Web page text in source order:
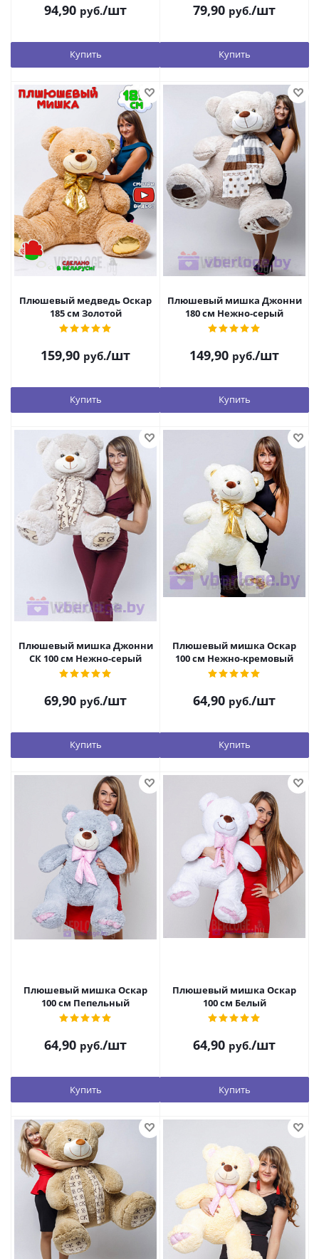
94,90 руб./шт
Купить
79,90 руб./шт
Купить
Плюшевый медведь Оскар
185 см Золотой
159,90 руб./шт
Купить
Плюшевый мишка Джонни
180 см Нежно-серый
149,90 руб./шт
Купить
Плюшевый мишка Джонни
СК 100 см Нежно-серый
69,90 руб./шт
Купить
Плюшевый мишка Оскар
100 см Нежно-кремовый
64,90 руб./шт
Купить
Плюшевый мишка Оскар
100 см Пепельный
64,90 руб./шт
Купить
Плюшевый мишка Оскар
100 см Белый
64,90 руб./шт
Купить